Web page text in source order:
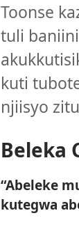
Toonse
tuli
kuti
njiisyo
Beleka
“Abeleke
kutegwa